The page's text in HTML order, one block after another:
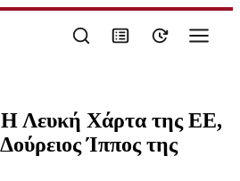
Λευκή Χάρτα της ΕΕ,
Ίππος της